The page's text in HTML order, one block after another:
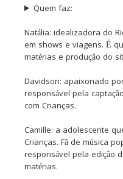
Quem faz:
Natália: idealizadora do
em shows e viagens. É
matérias e produção do
Davidson: apaixonado
responsável pela
com Crianças.
Camille: a adolescente
Crianças. Fã de música
responsável pela edição
matérias.